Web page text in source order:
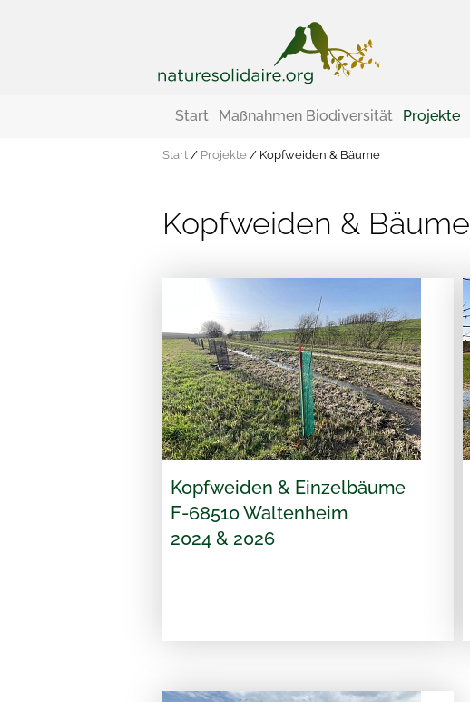
Start Maßnahmen Biodiversität Projekte
Start / Projekte / Kopfweiden & Bäume
Kopfweiden & Bäume
Kopfweiden & Einzelbäume
F-68510 Waltenheim
2024 & 2026